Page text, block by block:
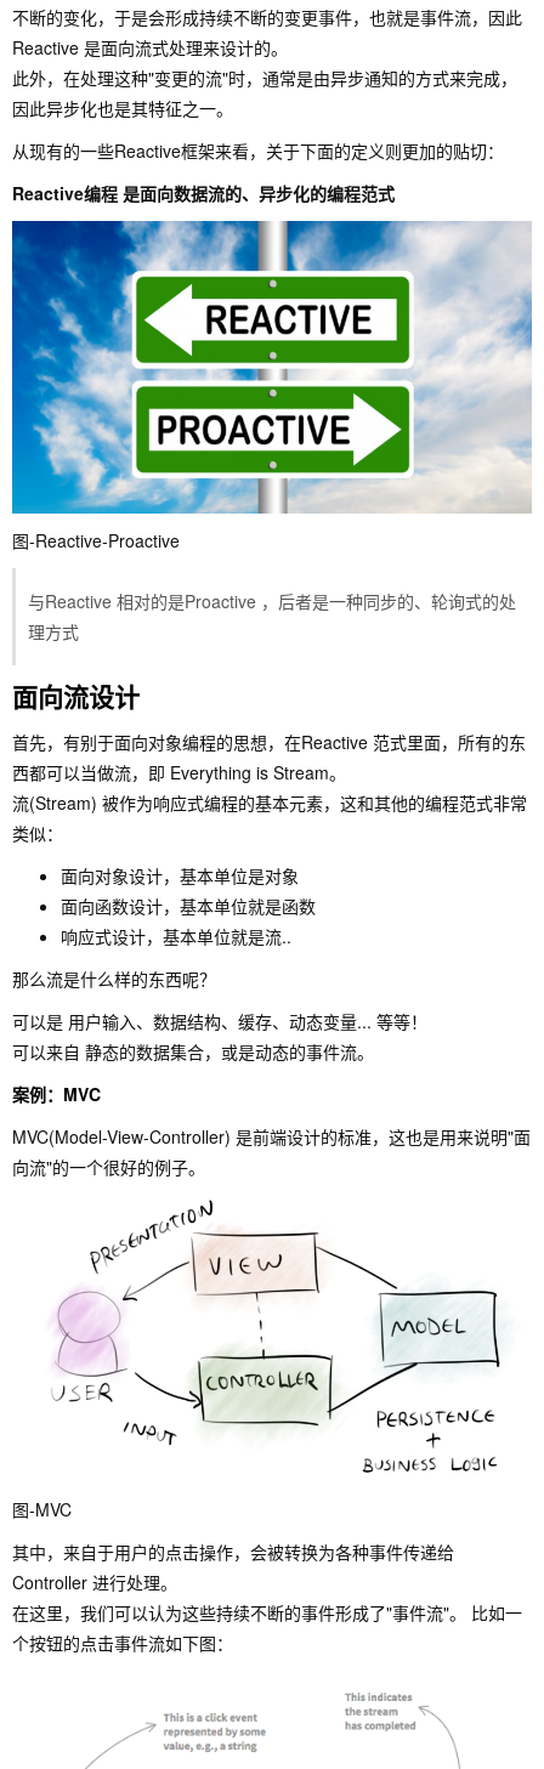
不断的变化，于是会形成持续不断的变更事件，也就是事件流，因此
Reactive 是面向流式处理来设计的。
此外，在处理这种"变更的流"时，通常是由异步通知的方式来完成，
因此异步化也是其特征之一。
从现有的一些Reactive框架来看，关于下面的定义则更加的贴切：
Reactive编程 是面向数据流的、异步化的编程范式
图-Reactive-Proactive
与Reactive 相对的是Proactive ，后者是一种同步的、轮询式的处
理方式
面向流设计
首先，有别于面向对象编程的思想，在Reactive 范式里面，所有的东
西都可以当做流，即 Everything is Stream。
流(Stream) 被作为响应式编程的基本元素，这和其他的编程范式非常
类似：
面向对象设计，基本单位是对象
面向函数设计，基本单位就是函数
响应式设计，基本单位就是流..
那么流是什么样的东西呢？
可以是 用户输入、数据结构、缓存、动态变量... 等等！
可以来自 静态的数据集合，或是动态的事件流。
案例：MVC
MVC(Model-View-Controller) 是前端设计的标准，这也是用来说明"面
向流"的一个很好的例子。
图-MVC
其中，来自于用户的点击操作，会被转换为各种事件传递给
Controller 进行处理。
在这里，我们可以认为这些持续不断的事件形成了"事件流"。 比如一
个按钮的点击事件流如下图：